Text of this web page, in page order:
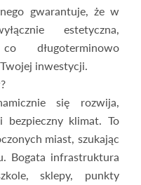
gwarantuje, że w
estetyczna,
długoterminowo
inwestycji.
się rozwija,
klimat. To
miast, szukając
Bogata infrastruktura
sklepy, punkty